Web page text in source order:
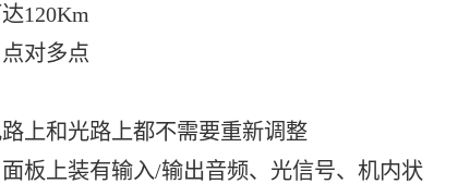
120Km
对多点
上和光路上都不需要重新调整
板上装有输入/输出音频、光信号、机内状